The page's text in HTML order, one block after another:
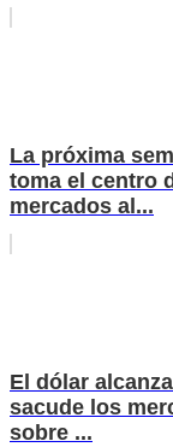
La próxima
toma el centro
mercados al...
El dólar
sacude los
sobre ...